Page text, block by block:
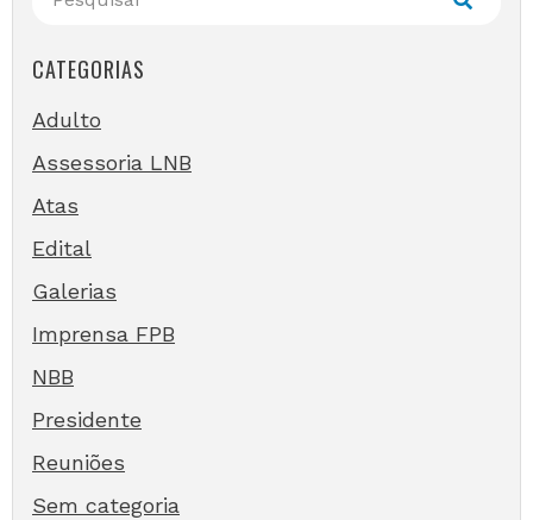
CATEGORIAS
Adulto
Assessoria LNB
Atas
Edital
Galerias
Imprensa FPB
NBB
Presidente
Reuniões
Sem categoria